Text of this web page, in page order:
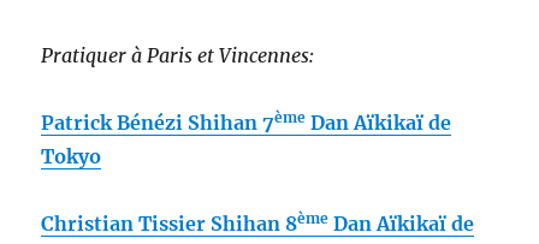
Pratiquer à Paris et Vincennes:
Patrick Bénézi Shihan 7ème Dan Aïkikaï de
Tokyo
Christian Tissier Shihan 8ème Dan Aïkikaï de